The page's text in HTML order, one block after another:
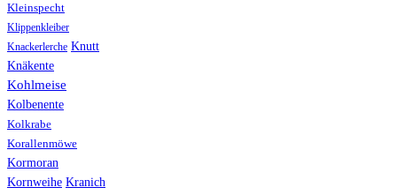
Kleinspecht
Klippenkleiber
Knackerlerche Knutt
Knäkente
Kohlmeise
Kolbenente
Kolkrabe
Korallenmöwe
Kormoran
Kornweihe Kranich